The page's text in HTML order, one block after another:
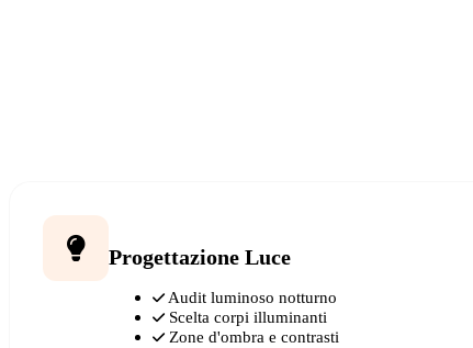
Progettazione Luce
Audit luminoso notturno
Scelta corpi illuminanti
Zone d'ombra e contrasti